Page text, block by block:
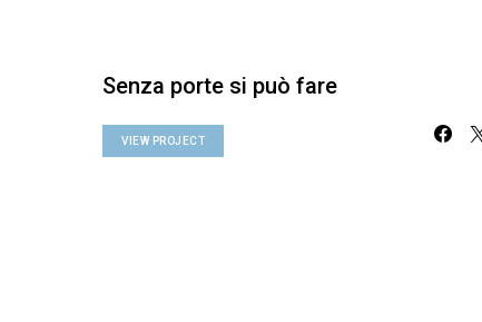
Senza porte si può fare
VIEW PROJECT